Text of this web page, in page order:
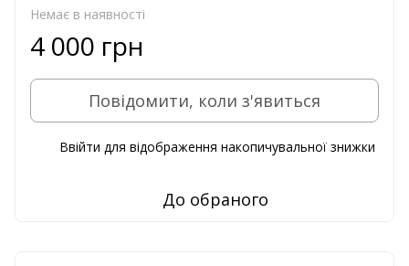
Немає в наявності
4 000 грн
Повідомити, коли з'явиться
Ввійти для відображення накопичувальної знижки
До обраного